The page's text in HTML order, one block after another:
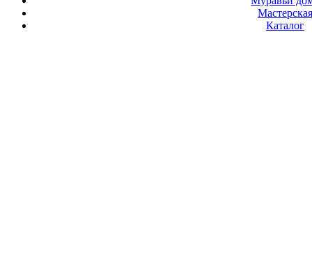
Мастерская
Каталог